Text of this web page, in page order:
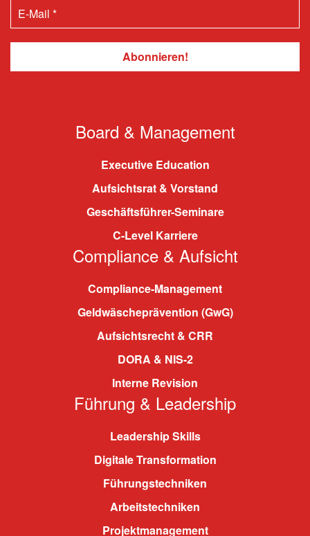
Board & Management
Executive Education
Aufsichtsrat & Vorstand
Geschäftsführer-Seminare
C-Level Karriere
Compliance & Aufsicht
Compliance-Management
Geldwäscheprävention (GwG)
Aufsichtsrecht & CRR
DORA & NIS-2
Interne Revision
Führung & Leadership
Leadership Skills
Digitale Transformation
Führungstechniken
Arbeitstechniken
Projektmanagement